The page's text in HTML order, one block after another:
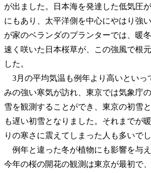
が出ました。日本海を発達した低気圧
にもあり、太平洋側を中心にやはり強
が家のベランダのプランターでは、暖
速く咲いた日本桜草が、この強風で根
した。
3月の平均気温も例年より高いといっ
みの強い寒気が訪れ、東京では気象庁
雪を観測することができ、東京の初雪
も遅い初雪となりました。それまでが
りの寒さに震えてしまった人も多いでし
例年と違った冬が植物にも影響を与え
今年の桜の開花の観測は東京が最初で